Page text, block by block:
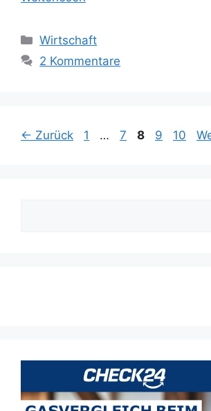
Kategorien
Wirtschaft
2 Kommentare
← Zurück Seite
1 … Seite
7 Seite
8 Seite
9 Seite
10